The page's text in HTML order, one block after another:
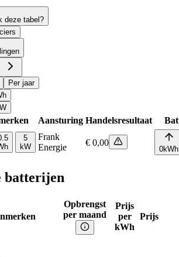
deze tabel?
Per jaar
Aansturing Handelsresultaat
5
kW
Frank
Energie
€ 0,00
0kWh
batterijen
Opbrengst
per maand
Prijs
per
kWh
Prijs